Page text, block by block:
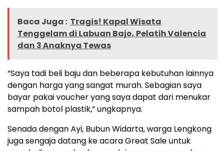
Baca Juga : Tragis! Kapal Wisata
Tenggelam di Labuan Bajo, Pelatih Valencia
dan 3 Anaknya Tewas
“Saya tadi beli baju dan beberapa kebutuhan lainnya
dengan harga yang sangat murah. Sebagian saya
bayar pakai voucher yang saya dapat dari menukar
sampah botol plastik,” ungkapnya.
Senada dengan Ayi, Bubun Widarta, warga Lengkong
juga sengaja datang ke acara Great Sale untuk